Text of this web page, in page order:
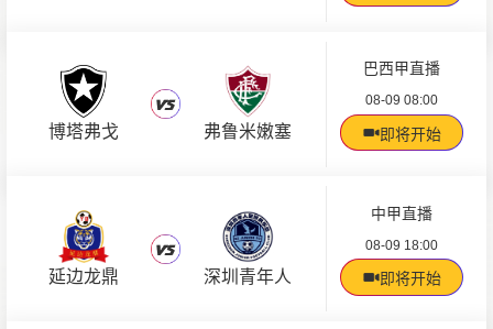
博塔弗戈 弗鲁米嫩塞
巴西甲直播
08-09 08:00
即将开始
延边龙鼎 深圳青年人
中甲直播
08-09 18:00
即将开始